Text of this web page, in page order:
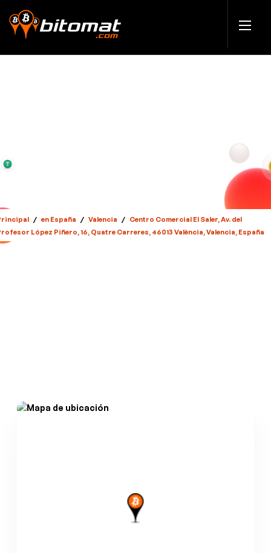
/ en España / Valencia / Centro Comercial El Saler, Av. del
López Piñero, 16, Quatre Carreres, 46013 València, Valencia, España